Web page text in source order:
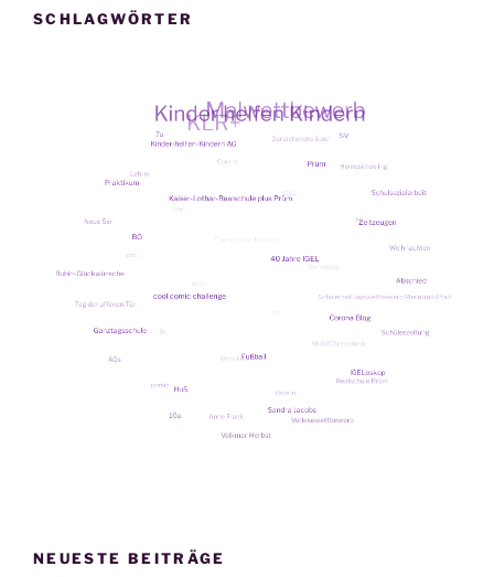
SCHLAGWÖRTER
NEUESTE BEITRÄGE